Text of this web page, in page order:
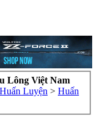
Lông Việt Nam
Luyện > Huấn